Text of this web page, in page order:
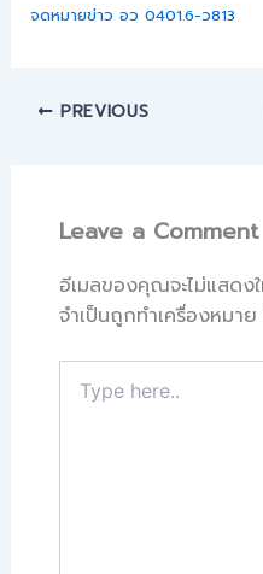
จดหมายข่าว อว 0401.6-ว813
PREVIOUS
Leave a Comment
อีเมลของคุณจะไม่แสดง
จำเป็นถูกทำเครื่องหมาย
here..